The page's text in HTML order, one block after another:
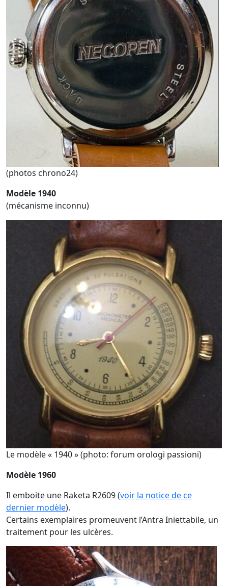
(photos chrono24)
Modèle 1940
(mécanisme inconnu)
Le modèle « 1940 » (photo: forum orologi passioni)
Modèle 1960
Il emboite une Raketa R2609 (voir la notice de ce
dernier modèle).
Certains exemplaires promeuvent l’Antra Iniettabile, un
traitement pour les ulcères.